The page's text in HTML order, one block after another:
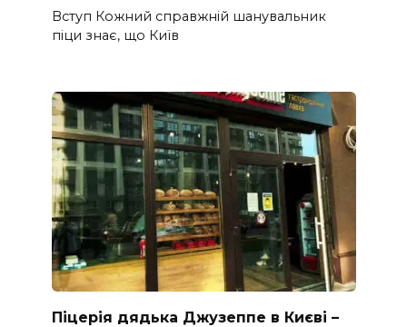
Вступ Кожний справжній шанувальник
піци знає, що Київ
Піцерія дядька Джузеппе в Києві –